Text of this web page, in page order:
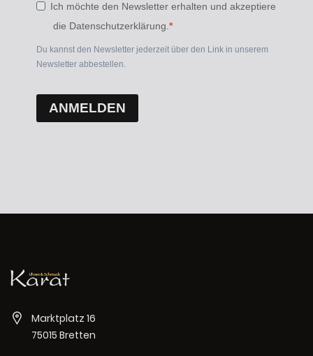
Ich möchte den Newsletter erhalten und akzeptiere
die Datenschutzerklärung.
Du kannst den Newsletter jederzeit über den Link in unserem
Newsletter abbestellen.
ANMELDEN
Marktplatz 16
75015 Bretten